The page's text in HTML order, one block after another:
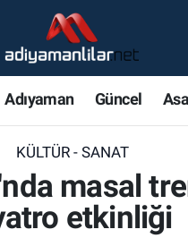
Adıyaman Güncel
KÜLTÜR - SANAT
masal
etkinliği
Vakitleri